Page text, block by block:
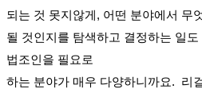
되는 것 못지않게, 어떤 분야에서 무
될 것인지를 탐색하고 결정하는 일
법조인을 필요로
하는 분야가 매우 다양하니까요. 리